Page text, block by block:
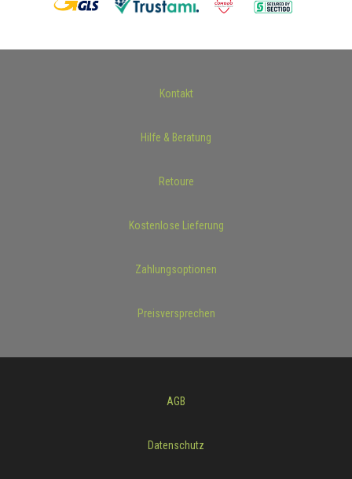
Kontakt
Hilfe & Beratung
Retoure
Kostenlose Lieferung
Zahlungsoptionen
Preisversprechen
AGB
Datenschutz